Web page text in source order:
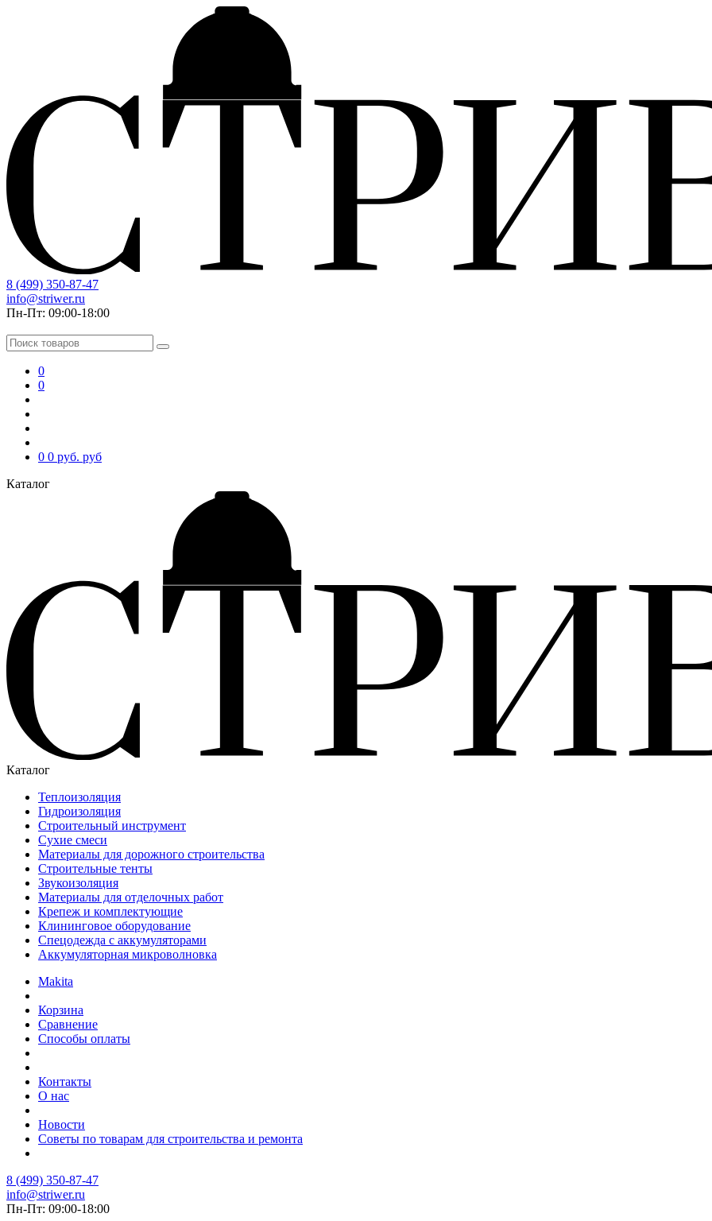
8 (499) 350-87-47
info@striwer.ru
Пн-Пт: 09:00-18:00
0
0
0 0 руб. руб
Каталог
Каталог
Теплоизоляция
Гидроизоляция
Строительный инструмент
Сухие смеси
Материалы для дорожного строительства
Строительные тенты
Звукоизоляция
Материалы для отделочных работ
Крепеж и комплектующие
Клининговое оборудование
Спецодежда с аккумуляторами
Аккумуляторная микроволновка
Makita
Корзина
Сравнение
Способы оплаты
Контакты
О нас
Новости
Советы по товарам для строительства и ремонта
8 (499) 350-87-47
info@striwer.ru
Пн-Пт: 09:00-18:00